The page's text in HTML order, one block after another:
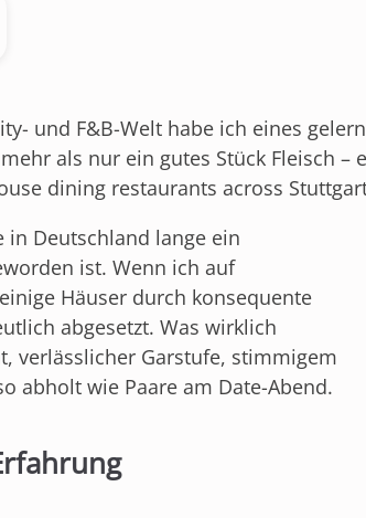
und F&B-Welt habe ich eines
als nur ein gutes Stück Fleisch –
dining restaurants across
in Deutschland lange ein
ist. Wenn ich auf
Häuser durch konsequente
abgesetzt. Was wirklich
verlässlicher Garstufe, stimmigem
abholt wie Paare am Date-Abend.